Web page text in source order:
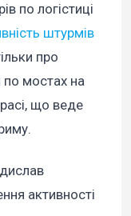
по логістиці
штурмів
про
по мостах на
що веде
активності